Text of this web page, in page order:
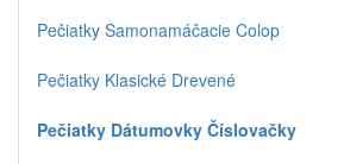
Pečiatky Samonamáčacie Colop
Pečiatky Klasické Drevené
Pečiatky Dátumovky Číslovačky